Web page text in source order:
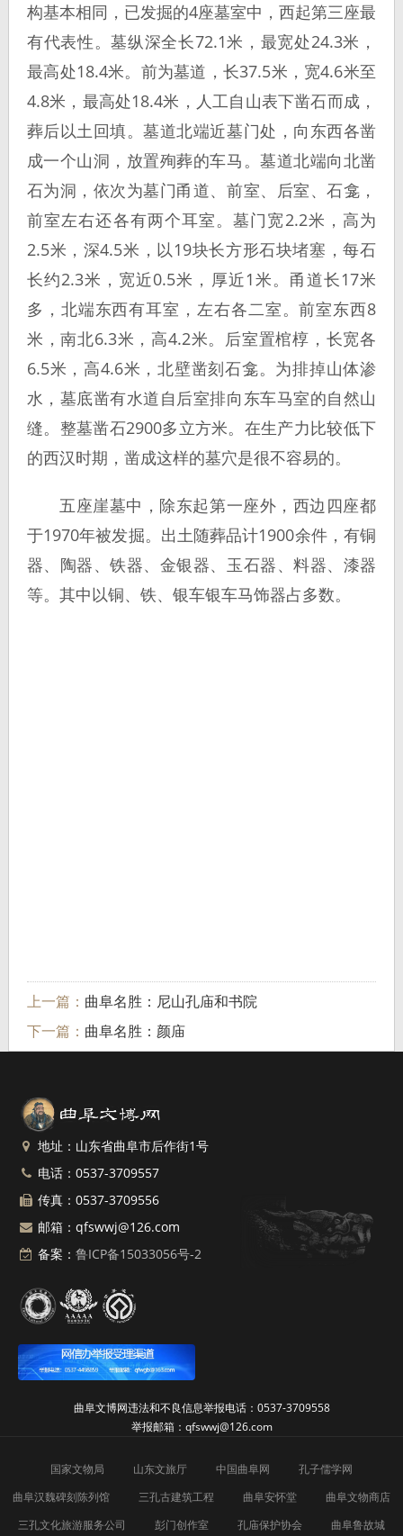
构基本相同，已发掘的4座墓室中，西起第三座最
有代表性。墓纵深全长72.1米，最宽处24.3米，
最高处18.4米。前为墓道，长37.5米，宽4.6米至
4.8米，最高处18.4米，人工自山表下凿石而成，
葬后以土回填。墓道北端近墓门处，向东西各凿
成一个山洞，放置殉葬的车马。墓道北端向北凿
石为洞，依次为墓门甬道、前室、后室、石龛，
前室左右还各有两个耳室。墓门宽2.2米，高为
2.5米，深4.5米，以19块长方形石块堵塞，每石
长约2.3米，宽近0.5米，厚近1米。甬道长17米
多，北端东西有耳室，左右各二室。前室东西8
米，南北6.3米，高4.2米。后室置棺椁，长宽各
6.5米，高4.6米，北壁凿刻石龛。为排掉山体渗
水，墓底凿有水道自后室排向东车马室的自然山
缝。整墓凿石2900多立方米。在生产力比较低下
的西汉时期，凿成这样的墓穴是很不容易的。
五座崖墓中，除东起第一座外，西边四座都
于1970年被发掘。出土随葬品计1900余件，有铜
器、陶器、铁器、金银器、玉石器、料器、漆器
等。其中以铜、铁、银车银车马饰器占多数。
上一篇： 曲阜名胜：尼山孔庙和书院
下一篇： 曲阜名胜：颜庙
地址：山东省曲阜市后作街1号
电话：0537-3709557
传真：0537-3709556
邮箱：qfswwj@126.com
备案： 鲁ICP备15033056号-2
曲阜文博网违法和不良信息举报电话：0537-3709558
举报邮箱：qfswwj@126.com
国家文物局 山东文旅厅 中国曲阜网
孔子儒学网
曲阜汉魏碑刻陈列馆
三孔古建筑工程 曲阜安怀堂
曲阜文物商店
三孔文化旅游服务公司
彭门创作室 孔庙保护协会 曲阜鲁故城